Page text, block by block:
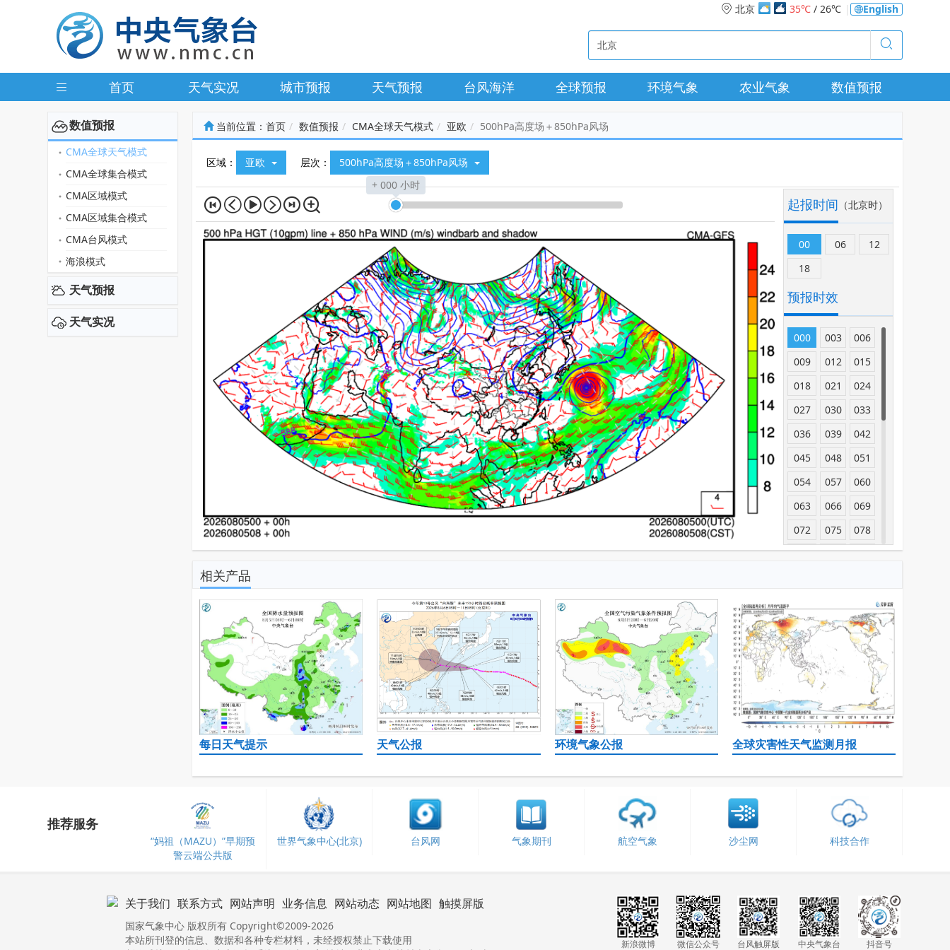
北京 35℃ / 26℃ English
首页 天气实况 城市预报 天气预报 台风海洋 全球预报 环境气象 农业气象 数值预报
数值预报
CMA全球天气模式
CMA全球集合模式
CMA区域模式
CMA区域集合模式
CMA台风模式
海浪模式
天气预报
天气实况
当前位置： 首页 数值预报 CMA全球天气模式 亚欧 500hPa高度场＋850hPa风场
区域： 亚欧 层次：
500hPa高度场＋850hPa风场
+ 000 小时
起报时间 （北京时）
00 06
12
18
预报时效
000 003
006
009
012
015
018
021
024
027
030
033
036
039
042
045
048
051
054
057
060
063
066
069
072
075
078
081
084
087
108
111
114
117
120
126
132
138
144
150
168
174
180
186
192
198
相关产品
每日天气提示 天气公报 环境气象公报 全球灾害性天气监测月报
推荐服务
“妈祖（MAZU）”早期预
警云端公共版
世界气象中心(北京) 台风网 气象期刊 航空气象 沙尘网 科技合作
关于我们 联系方式 网站声明 业务信息 网站动态 网站地图 触摸屏版
国家气象中心 版权所有 Copyright©2009-2026
本站所刊登的信息、数据和各种专栏材料，未经授权禁止下载使用
新浪微博 微信公众号 台风触屏版 中央气象台 抖音号